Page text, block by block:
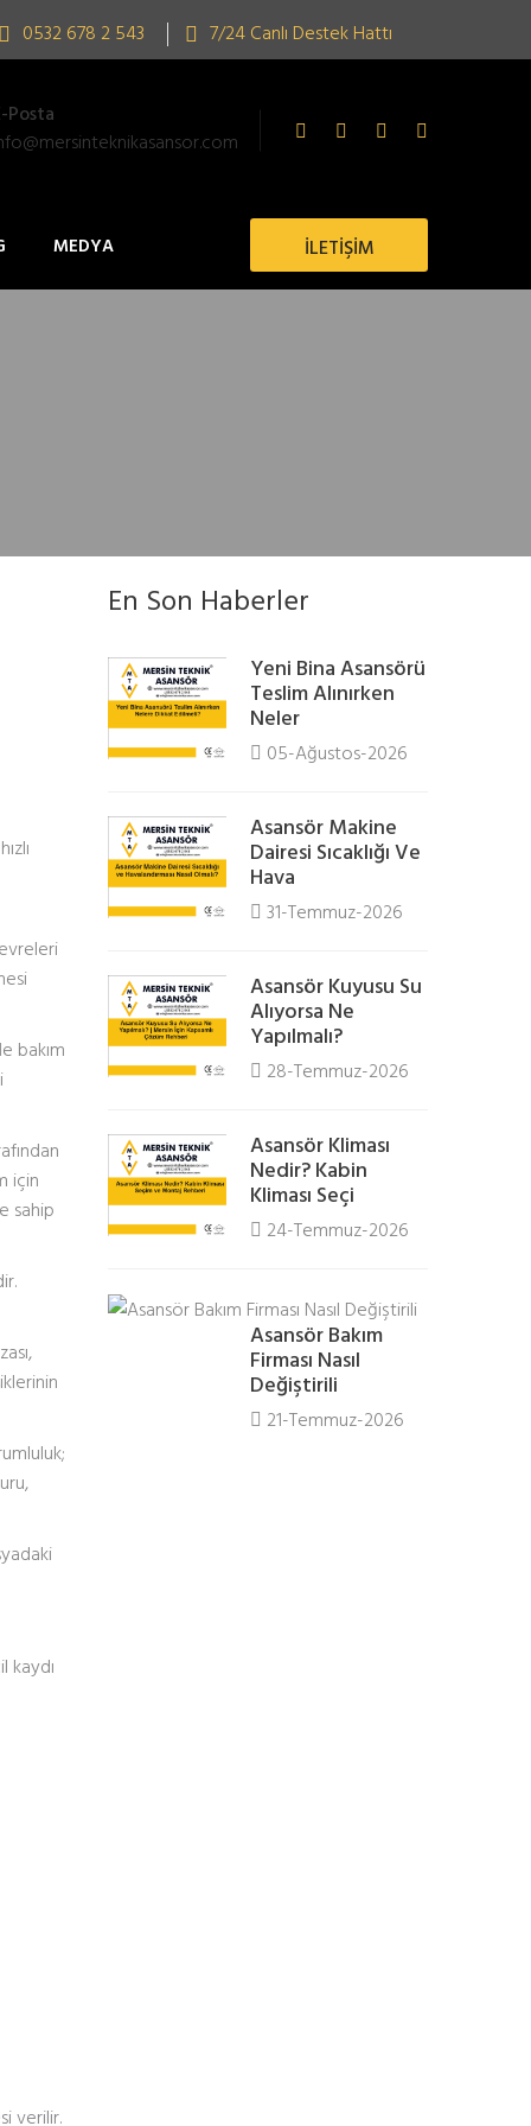
0532 678 2 543 7/24 Canlı Destek Hattı
Posta
MEDYA İLETİŞİM
bakım
için
sahip
kaydı
verilir.
En Son Haberler
Yeni Bina Asansörü
Teslim Alınırken
Neler
05-Ağustos-2026
Asansör Makine
Dairesi Sıcaklığı Ve
Hava
31-Temmuz-2026
Asansör Kuyusu Su
Alıyorsa Ne
Yapılmalı?
28-Temmuz-2026
Asansör Kliması
Nedir? Kabin
Kliması Seçi
24-Temmuz-2026
Asansör Bakım
Firması Nasıl
Değiştirili
21-Temmuz-2026